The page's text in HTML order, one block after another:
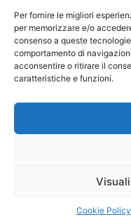
Per fornire le migliori
per memorizzare e/o
consenso a queste
comportamento di
acconsentire o ritirare il
caratteristiche e funzioni.
Cookie Policy
Veneto (25)
Voli low cost(4)
Web(9)
week end(45)
Wellness(11)